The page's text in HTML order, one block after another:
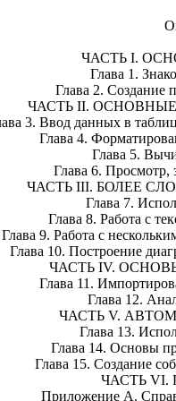
ЧАСТЬ I.
Глава 1.
Глава 2. Создание
ЧАСТЬ II.
3. Ввод данных в
Глава 4.
Глава 5.
Глава 6. Просмотр,
ЧАСТЬ III. БОЛЕЕ
Глава 7.
Глава 8. Работа с
Глава 9. Работа с
Глава 10. Построение
ЧАСТЬ IV.
Глава 11.
Глава 12.
ЧАСТЬ V.
Глава 13.
Глава 14. Основы
Глава 15. Создание
ЧАСТЬ VI.
Приложение А.